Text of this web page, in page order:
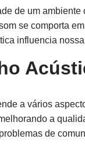
de um
se comporta
influencia
a vários
a
de